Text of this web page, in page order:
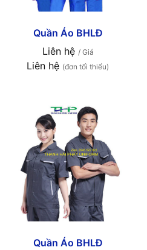
Quần Áo BHLĐ
Liên hệ / Giá
Liên hệ (đơn tối thiểu)
Quần Áo BHLĐ